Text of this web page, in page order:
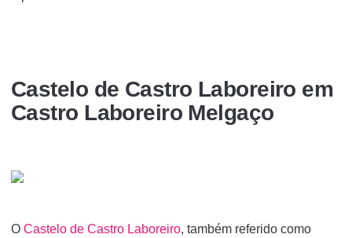
Castelo de Castro Laboreiro em
Castro Laboreiro Melgaço
O Castelo de Castro Laboreiro, também referido como